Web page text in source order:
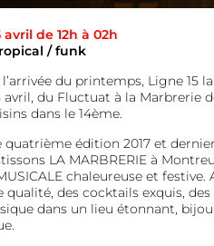
avril de 12h à 02h
/ funk
du printemps, Ligne 15
avril, du Fluctuat à la Marbrerie
dans le 14ème.
quatrième édition 2017 et
LA MARBRERIE à
chaleureuse et
qualité, des cocktails exquis,
dans un lieu étonnant,